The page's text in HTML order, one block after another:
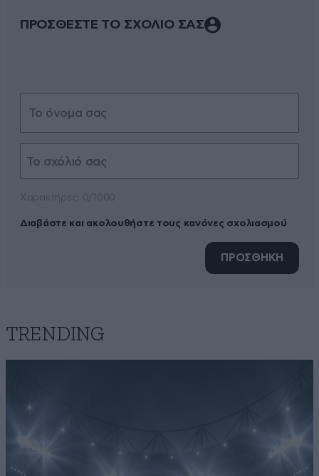
ΠΡΟΣΘΕΣΤΕ ΤΟ ΣΧΟΛΙΟ ΣΑΣ
Διαβάστε και ακολουθήστε τους κανόνες σχολιασμού
ΠΡΟΣΘΗΚΗ
TRENDING